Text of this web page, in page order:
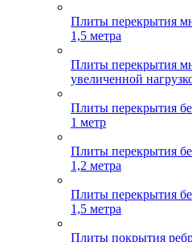
Плиты перекрытия
1,5 метра
Плиты перекрытия
увеличенной
Плиты перекрытия
1 метр
Плиты перекрытия
1,2 метра
Плиты перекрытия
1,5 метра
Плиты покрытия